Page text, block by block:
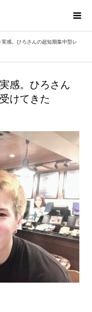
感。ひろさんの超短期集中型レ
感。ひろさん
けてきた